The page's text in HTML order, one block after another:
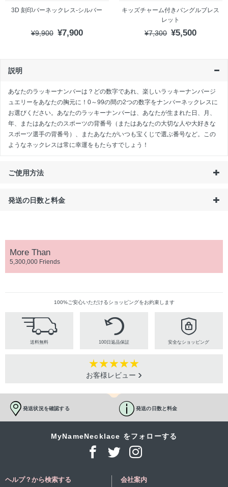
3D 刻印バーネックレス-シルバー
¥9,900 ¥7,900
キッズチャーム付きバングルブレス
レット
¥7,300 ¥5,500
説明
あなたのラッキーナンバーは？どの数字であれ、楽しいラッキーナンバージ
ュエリーをあなたの胸元に！0～99の間の2つの数字をナンバーネックレスに
お選びください。あなたのラッキーナンバーは、あなたが生まれた日、月、
年、またはあなたのスポーツの背番号（またはあなたの大切な人や大好きな
スポーツ選手の背番号）、またあなたがいつも宝くじで選ぶ番号など。この
ようなネックレスは常に幸運をもたらすでしょう！
ご使用方法
発送の日数と料金
More Than
5,300,000 Friends
100%ご安心いただけるショッピングをお約束します
送料無料 100日返品保証 安全なショッピング
お客様レビュー
発送状況を確認する 発送の日数と料金
MyNameNecklace をフォローする
ヘルプ？から検索する 会社案内